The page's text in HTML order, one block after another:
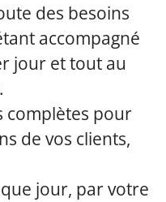
des besoins
accompagné
jour et tout au
complètes pour
de vos clients,
jour, par votre